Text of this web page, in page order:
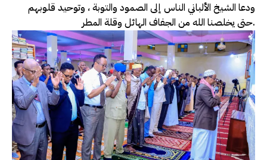
ودعا الشيخ الألباني الناس إلى الصمود والتوبة ، وتوحيد قلوبهم
حتى يخلصنا الله من الجفاف الهائل وقلة المطر.